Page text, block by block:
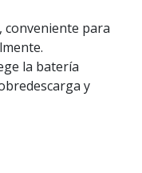
conveniente para
la batería
y